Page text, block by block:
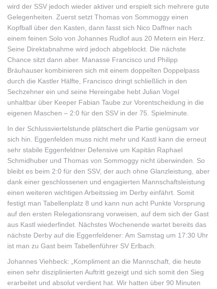
wird der SSV jedoch wieder aktiver und erspielt sich mehrere gute
Gelegenheiten. Zuerst setzt Thomas von Sommoggy einen
Kopfball über den Kasten, dann fasst sich Nico Daffner nach
einem feinen Solo von Johannes Rudlof aus 20 Metern ein Herz.
Seine Direktabnahme wird jedoch abgeblockt. Die nächste
Chance sitzt dann aber. Manasse Francisco und Philipp
Bräuhauser kombinieren sich mit einem doppelten Doppelpass
durch die Kastler Hälfte, Francisco dringt schließlich in den
Sechzehner ein und seine Hereingabe hebt Julian Vogel
unhaltbar über Keeper Fabian Taube zur Vorentscheidung in die
eigenen Maschen – 2:0 für den SSV in der 75. Spielminute.
In der Schlussviertelstunde plätschert die Partie genügsam vor
sich hin. Eggenfelden muss nicht mehr und Kastl kann die erneut
sehr stabile Eggenfeldner Defensive um Kapitän Raphael
Schmidhuber und Thomas von Sommoggy nicht überwinden. So
bleibt es beim 2:0 für den SSV, der auch ohne Glanzleistung, aber
dank einer geschlossenen und engagierten Mannschaftsleistung
einen weiteren wichtigen Arbeitssieg im Derby einfährt. Somit
festigt man Tabellenplatz 8 und kann nun acht Punkte Vorsprung
auf den ersten Relegationsrang vorweisen, auf dem sich der Gast
aus Kastl wiederfindet. Nächstes Wochenende wartet bereits das
nächste Derby auf die Eggenfeldener: Am Samstag um 17:30 Uhr
ist man zu Gast beim Tabellenführer SV Erlbach.
Johannes Viehbeck: „Kompliment an die Mannschaft, die heute
einen sehr disziplinierten Auftritt gezeigt und sich somit den Sieg
erarbeitet und absolut verdient hat. Wir hatten über 90 Minuten